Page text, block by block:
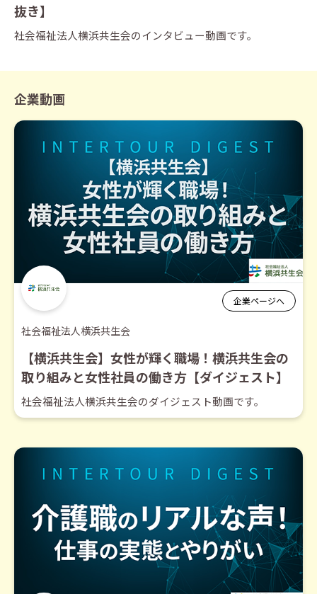
抜き】
社会福祉法人横浜共生会のインタビュー動画です。
企業動画
企業ページへ
社会福祉法人横浜共生会
【横浜共生会】女性が輝く職場！横浜共生会の
取り組みと女性社員の働き方【ダイジェスト】
社会福祉法人横浜共生会のダイジェスト動画です。